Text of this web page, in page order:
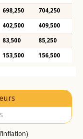
698,250 704,250
402,500 409,500
83,500 85,250
153,500 156,500